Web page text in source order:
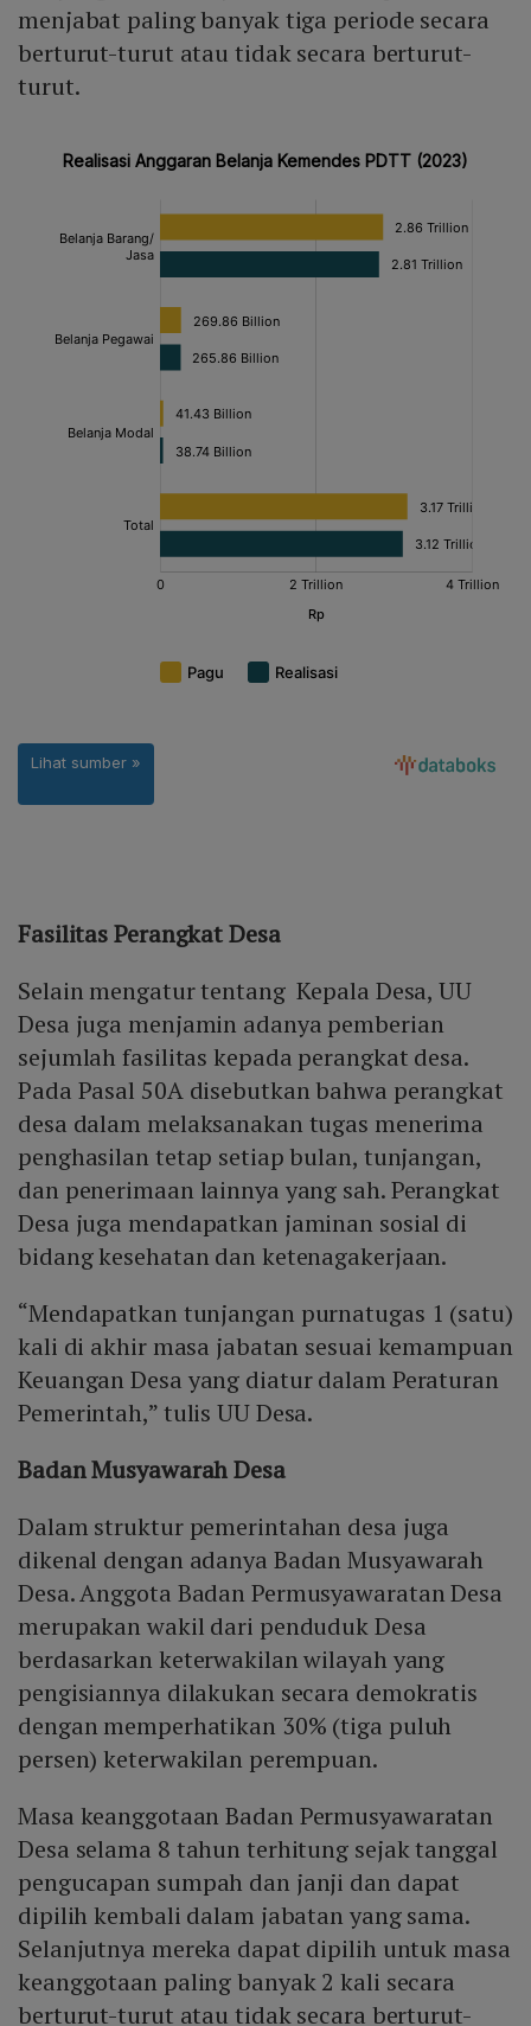
menjabat paling banyak tiga periode secara
berturut-turut atau tidak secara berturut-
turut.
Fasilitas Perangkat Desa
Selain mengatur tentang Kepala Desa, UU
Desa juga menjamin adanya pemberian
sejumlah fasilitas kepada perangkat desa.
Pada Pasal 50A disebutkan bahwa perangkat
desa dalam melaksanakan tugas menerima
penghasilan tetap setiap bulan, tunjangan,
dan penerimaan lainnya yang sah. Perangkat
Desa juga mendapatkan jaminan sosial di
bidang kesehatan dan ketenagakerjaan.
“Mendapatkan tunjangan purnatugas 1 (satu)
kali di akhir masa jabatan sesuai kemampuan
Keuangan Desa yang diatur dalam Peraturan
Pemerintah,” tulis UU Desa.
Badan Musyawarah Desa
Dalam struktur pemerintahan desa juga
dikenal dengan adanya Badan Musyawarah
Desa. Anggota Badan Permusyawaratan Desa
merupakan wakil dari penduduk Desa
berdasarkan keterwakilan wilayah yang
pengisiannya dilakukan secara demokratis
dengan memperhatikan 30% (tiga puluh
persen) keterwakilan perempuan.
Masa keanggotaan Badan Permusyawaratan
Desa selama 8 tahun terhitung sejak tanggal
pengucapan sumpah dan janji dan dapat
dipilih kembali dalam jabatan yang sama.
Selanjutnya mereka dapat dipilih untuk masa
keanggotaan paling banyak 2 kali secara
berturut-turut atau tidak secara berturut-